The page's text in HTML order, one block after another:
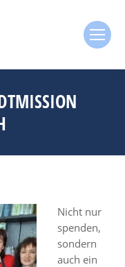
Nicht nur
spenden,
sondern
auch ein